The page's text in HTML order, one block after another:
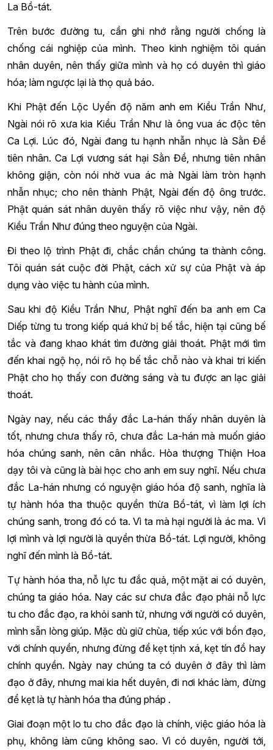
La Bồ-tát.
Trên bước đường tu, cần ghi nhớ rằng người chống là
chống cái nghiệp của mình. Theo kinh nghiệm tôi quán
nhân duyên, nên thấy giữa mình và họ có duyên thì giáo
hóa; làm ngược lại là thọ quả báo.
Khi Phật đến Lộc Uyển độ năm anh em Kiều Trần Như,
Ngài nói rõ xưa kia Kiều Trần Như là ông vua ác độc tên
Ca Lợi. Lúc đó, Ngài đang tu hạnh nhẫn nhục là Sằn Đề
tiên nhân. Ca Lợi vương sát hại Sằn Đề, nhưng tiên nhân
không giận, còn nói nhờ vua ác mà Ngài làm tròn hạnh
nhẫn nhục; cho nên thành Phật, Ngài đến độ ông trước.
Phật quán sát nhân duyên thấy rõ việc như vậy, nên độ
Kiều Trần Như đúng theo nguyện của Ngài.
Đi theo lộ trình Phật đi, chắc chắn chúng ta thành công.
Tôi quán sát cuộc đời Phật, cách xử sự của Phật và áp
dụng vào việc tu hành của mình.
Sau khi độ Kiều Trần Như, Phật nghĩ đến ba anh em Ca
Diếp từng tu trong kiếp quá khứ bị bế tắc, hiện tại cũng bế
tắc và đang khao khát tìm đường giải thoát. Phật mới tìm
đến khai ngộ họ, nói rõ họ bế tắc chỗ nào và khai tri kiến
Phật cho họ thấy con đường sáng và tu được an lạc giải
thoát.
Ngày nay, nếu các thầy đắc La-hán thấy nhân duyên là
tốt, nhưng chưa thấy rõ, chưa đắc La-hán mà muốn giáo
hóa chúng sanh, nên cân nhắc. Hòa thượng Thiện Hoa
dạy tôi và cũng là bài học cho anh em suy nghĩ. Nếu chưa
đắc La-hán nhưng có nguyện giáo hóa độ sanh, nghĩa là
tự hành hóa tha thuộc quyền thừa Bồ-tát, vì làm lợi ích
chúng sanh, trong đó có ta. Vì ta mà hại người là ác ma. Vì
lợi mình và lợi người là quyền thừa Bồ-tát. Lợi người, không
nghĩ đến mình là Bồ-tát.
Tự hành hóa tha, nỗ lực tu đắc quả, một mặt ai có duyên,
chúng ta giáo hóa. Nay các sư chưa đắc đạo phải nỗ lực
tu cho đắc đạo, ra khỏi sanh tử, nhưng với người có duyên,
mình sẵn lòng giúp. Mặc dù giữ chùa, tiếp xúc với bổn đạo,
với chính quyền, nhưng đừng để kẹt tịnh xá, kẹt tín đồ hay
chính quyền. Ngày nay chúng ta có duyên ở đây thì làm
đạo ở đây, nhưng mai kia hết duyên, đi nơi khác làm, đừng
để kẹt là tự hành hóa tha đúng pháp .
Giai đoạn một lo tu cho đắc đạo là chính, việc giáo hóa là
phụ, không làm cũng không sao. Vì có duyên, người tới,